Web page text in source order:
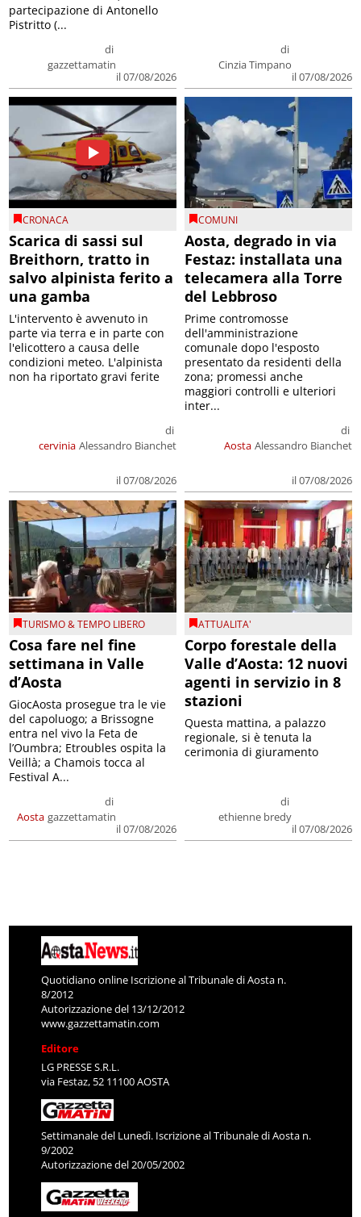
di
gazzettamatin
il 07/08/2026
partecipazione di Antonello
Pistritto (...
di
Cinzia Timpano
il 07/08/2026
CRONACA
Scarica di sassi sul
Breithorn, tratto in
salvo alpinista ferito a
una gamba
cervinia
di
Alessandro Bianchet
il 07/08/2026
L'intervento è avvenuto in
parte via terra e in parte con
l'elicottero a causa delle
condizioni meteo. L'alpinista
non ha riportato gravi ferite
COMUNI
Aosta, degrado in via
Festaz: installata una
telecamera alla Torre
del Lebbroso
Aosta
di
Alessandro Bianchet
il 07/08/2026
Prime contromosse
dell'amministrazione
comunale dopo l'esposto
presentato da residenti della
zona; promessi anche
maggiori controlli e ulteriori
inter...
TURISMO & TEMPO LIBERO
Cosa fare nel fine
settimana in Valle
d’Aosta
Aosta
di
gazzettamatin
il 07/08/2026
GiocAosta prosegue tra le vie
del capoluogo; a Brissogne
entra nel vivo la Feta de
l’Oumbra; Etroubles ospita la
Veillà; a Chamois tocca al
Festival A...
ATTUALITA'
Corpo forestale della
Valle d’Aosta: 12 nuovi
agenti in servizio in 8
stazioni
di
ethienne bredy
il 07/08/2026
Questa mattina, a palazzo
regionale, si è tenuta la
cerimonia di giuramento
Quotidiano online Iscrizione al Tribunale di Aosta n.
8/2012
Autorizzazione del 13/12/2012
www.gazzettamatin.com
Editore
LG PRESSE S.R.L.
via Festaz, 52 11100 AOSTA
Settimanale del Lunedì. Iscrizione al Tribunale di Aosta n.
9/2002
Autorizzazione del 20/05/2002